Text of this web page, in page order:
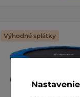
Výhodné splátky